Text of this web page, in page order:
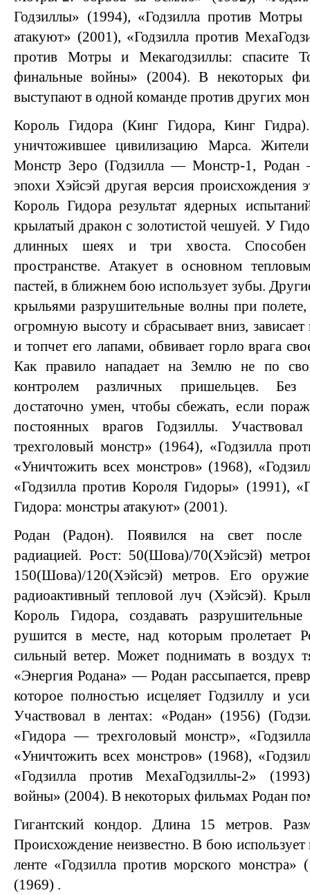
Годзиллы» (1994), «Годзилла против
атакуют» (2001), «Годзилла против
против Мотры и Мекагодзиллы: спасите
финальные войны» (2004). В некоторых
выступают в одной команде против других
Король Гидора (Кинг Гидора, Кинг
уничтожившее цивилизацию Марса.
Монстр Зеро (Годзилла — Монстр-1,
эпохи Хэйсэй другая версия происхождения
Король Гидора результат ядерных
крылатый дракон с золотистой чешуей. У
длинных шеях и три хвоста. Способен
пространстве. Атакует в основном
пастей, в ближнем бою использует зубы.
крыльями разрушительные волны при
огромную высоту и сбрасывает вниз,
и топчет его лапами, обвивает горло врага
Как правило нападает на Землю не по
контролем различных пришельцев. Без
достаточно умен, чтобы сбежать, если
постоянных врагов Годзиллы.
трехголовый монстр» (1964), «Годзилла
«Уничтожить всех монстров» (1968),
«Годзилла против Короля Гидоры» (1991),
Гидора: монстры атакуют» (2001).
Родан (Радон). Появился на свет после
радиацией. Рост: 50(Шова)/70(Хэйсэй)
150(Шова)/120(Хэйсэй) метров. Его
радиоактивный тепловой луч (Хэйсэй).
Король Гидора, создавать
рушится в месте, над которым пролетает
сильный ветер. Может поднимать в воздух
«Энергия Родана» — Родан рассыпается,
которое полностью исцеляет Годзиллу и
Участвовал в лентах: «Родан» (1956)
«Гидора — трехголовый монстр»,
«Уничтожить всех монстров» (1968),
«Годзилла против МехаГодзиллы-2»
войны» (2004). В некоторых фильмах Родан
Гигантский кондор. Длина 15 метров.
Происхождение неизвестно. В бою
ленте «Годзилла против морского
(1969) .